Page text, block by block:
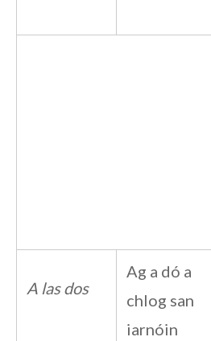
A las dos
Ag a dó a
chlog san
iarnóin